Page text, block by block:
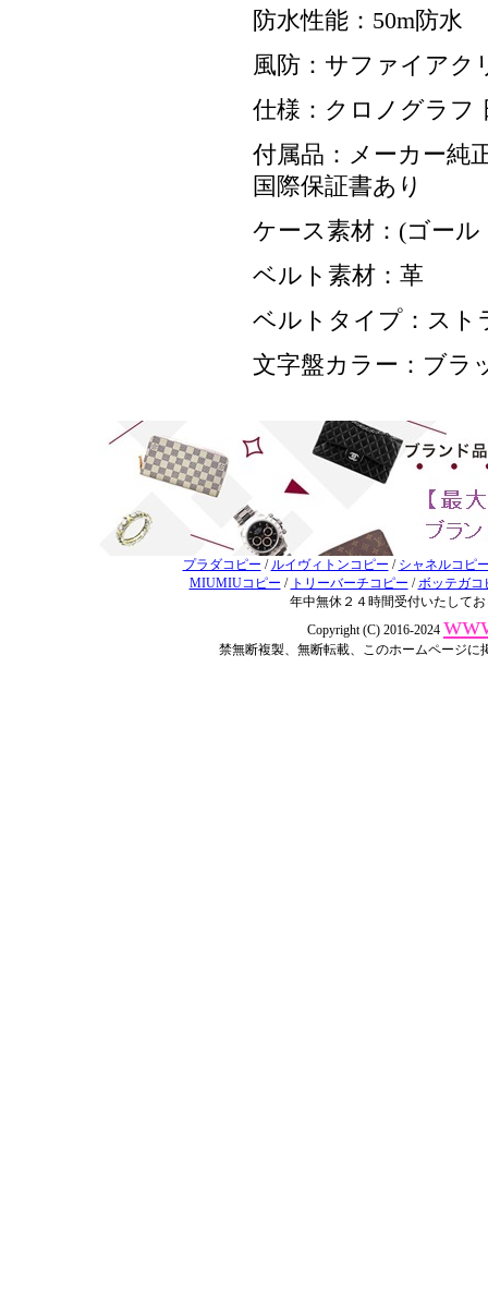
防水性能：50m防水
風防：サファイアク
仕様：クロノグラフ
付属品：メーカー純
国際保証書あり
ケース素材：(ゴー
ベルト素材：革
ベルトタイプ：スト
文字盤カラー：ブラ
プラダコピー / ルイヴィトンコピー / シャネルコピ
MIUMIUコピー / トリーバーチコピー /ボッテガコ
年中無休２４時間受付いたして
Copyright (C) 2016-2024
禁無断複製、無断転載、このホームページ